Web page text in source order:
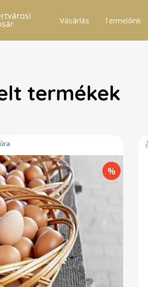
Vásárlás Termelőink
termékek